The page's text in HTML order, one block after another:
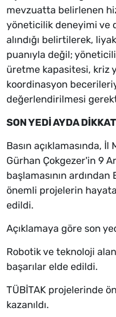
mevzuatta belirlenen
yöneticilik deneyimi ve
alındığı belirtilerek,
puanıyla değil;
üretme kapasitesi, kriz
koordinasyon
değerlendirilmesi
SON YEDİ AYDA
Basın açıklamasında,
Gürhan Çokgezer'in 9
başlamasının
önemli projelerin
edildi.
Açıklamaya göre son
Robotik ve teknoloji
başarılar elde edildi.
TÜBİTAK projelerinde
kazanıldı.